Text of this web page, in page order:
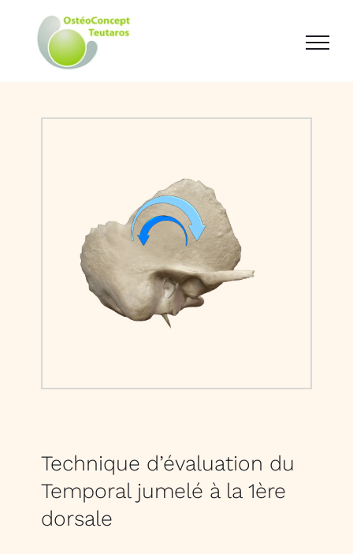
Technique d’évaluation du
Temporal jumelé à la 1ère
dorsale